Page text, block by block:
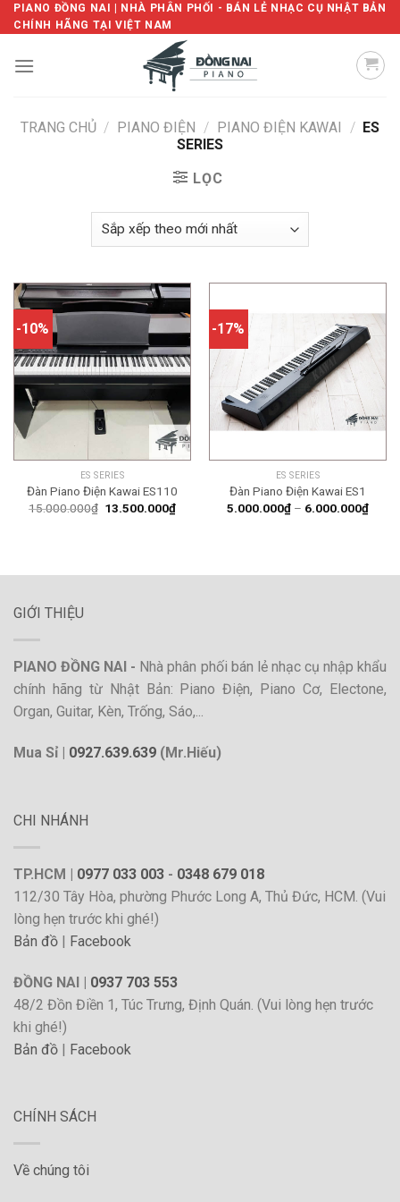
Skip
to
PIANO ĐỒNG NAI | NHÀ PHÂN PHỐI - BÁN LẺ NHẠC CỤ NHẬT BẢN
CHÍNH HÃNG TẠI VIỆT NAM
TRANG CHỦ / PIANO ĐIỆN / PIANO ĐIỆN KAWAI / ES
SERIES
LỌC
-10%
ES SERIES
Đàn Piano Điện Kawai ES110
15.000.000₫ Giá
13.500.000₫Giá
-17%
ES SERIES
Đàn Piano Điện Kawai ES1
5.000.000₫ – 6.000.000₫
GIỚI THIỆU
PIANO ĐỒNG NAI - Nhà phân phối bán lẻ nhạc cụ nhập khẩu
chính hãng từ Nhật Bản: Piano Điện, Piano Cơ, Electone,
Organ, Guitar, Kèn, Trống, Sáo,...
Mua Sỉ | 0927.639.639 (Mr.Hiếu)
CHI NHÁNH
TP.HCM | 0977 033 003 - 0348 679 018
112/30 Tây Hòa, phường Phước Long A, Thủ Đức, HCM. (Vui
lòng hẹn trước khi ghé!)
Bản đồ | Facebook
ĐỒNG NAI | 0937 703 553
48/2 Đồn Điền 1, Túc Trưng, Định Quán. (Vui lòng hẹn trước
khi ghé!)
Bản đồ | Facebook
CHÍNH SÁCH
Về chúng tôi